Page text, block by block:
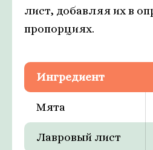
лист, добавляя их в
пропорциях.
Ингредиент
Мята
Лавровый лист